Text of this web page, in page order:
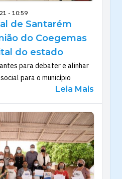
- 10:59
de Santarém
do Coegemas
do estado
para debater e alinhar
para o município
Leia Mais